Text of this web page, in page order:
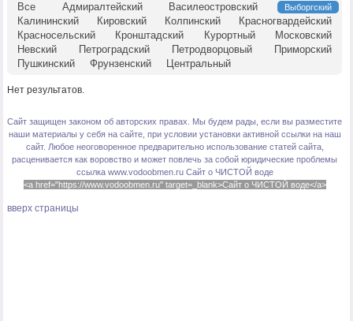
Все Адмиралтейский Василеостровский Выборгский
Калининский Кировский Колпинский
Красногвардейский
Красносельский
Кронштадский Курортный
Московский
Невский
Петроградский Петродворцовый
Приморский
Пушкинский
Фрунзенский Центральный
Нет результатов.
Сайт защищен законом об авторских правах. Мы будем рады, если вы разместите
наши материалы у себя на сайте, при условии установки активной ссылки на наш
сайт. Любое неоговоренное предварительно использование статей сайта,
расценивается как воровство и может повлечь за собой юридические проблемы
ссылка www.vodoobmen.ru Сайт о ЧИСТОЙ воде
<a href="https://www.vodoobmen.ru" target=_blank>Сайт о ЧИСТОЙ воде</a>
вверх страницы